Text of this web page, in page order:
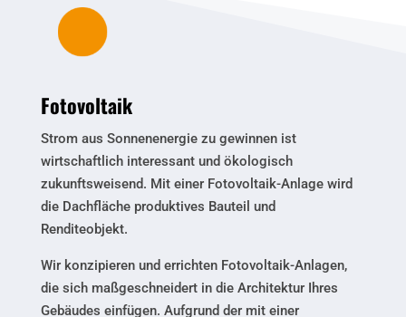
Fotovoltaik
Strom aus Sonnenenergie zu gewinnen ist
wirtschaftlich interessant und ökologisch
zukunftsweisend. Mit einer Fotovoltaik-Anlage wird
die Dachfläche produktives Bauteil und
Renditeobjekt.
Wir konzipieren und errichten Fotovoltaik-Anlagen,
die sich maßgeschneidert in die Architektur Ihres
Gebäudes einfügen. Aufgrund der mit einer